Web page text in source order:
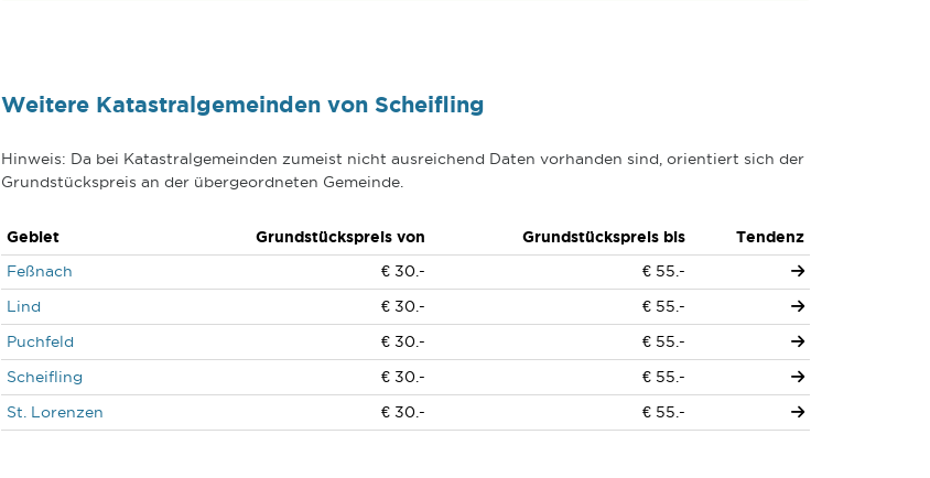
Weitere Katastralgemeinden von Scheifling
Hinweis: Da bei Katastralgemeinden zumeist nicht ausreichend Daten vorhanden sind, orientiert sich der
Grundstückspreis an der übergeordneten Gemeinde.
Gebiet Grundstückspreis von Grundstückspreis bis
Tendenz
Feßnach
€ 30.-
€ 55.-
Lind
€ 30.-
€ 55.-
Puchfeld
€ 30.-
€ 55.-
Scheifling
€ 30.-
€ 55.-
St. Lorenzen
€ 30.- € 55.-